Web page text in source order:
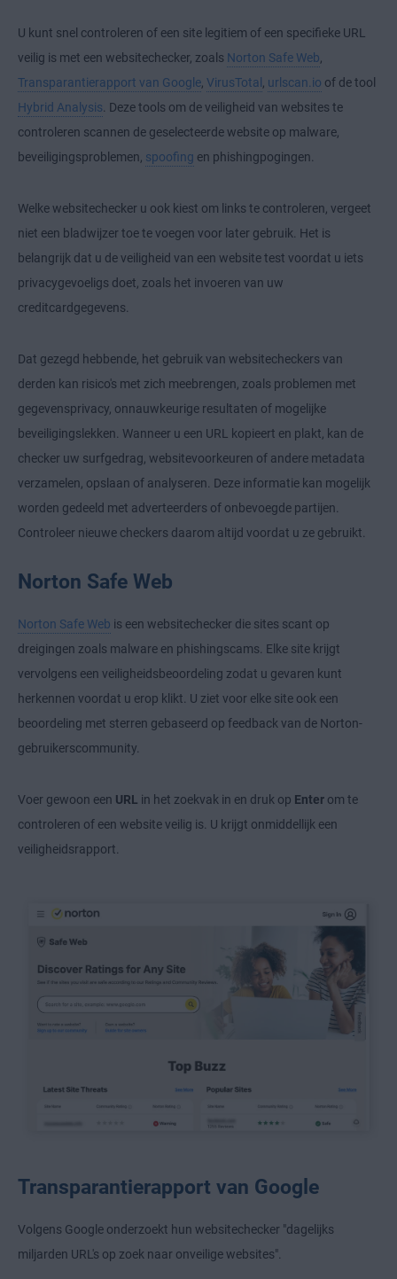
U kunt snel controleren of een site legitiem of een specifieke URL
veilig is met een websitechecker, zoals Norton Safe Web,
Transparantierapport van Google, VirusTotal , urlscan.io of de tool
Hybrid Analysis. Deze tools om de veiligheid van websites te
controleren scannen de geselecteerde website op malware,
beveiligingsproblemen, spoofing en phishingpogingen.
Welke websitechecker u ook kiest om links te controleren, vergeet
niet een bladwijzer toe te voegen voor later gebruik. Het is
belangrijk dat u de veiligheid van een website test voordat u iets
privacygevoeligs doet, zoals het invoeren van uw
creditcardgegevens.
Dat gezegd hebbende, het gebruik van websitecheckers van
derden kan risico's met zich meebrengen, zoals problemen met
gegevensprivacy, onnauwkeurige resultaten of mogelijke
beveiligingslekken. Wanneer u een URL kopieert en plakt, kan de
checker uw surfgedrag, websitevoorkeuren of andere metadata
verzamelen, opslaan of analyseren. Deze informatie kan mogelijk
worden gedeeld met adverteerders of onbevoegde partijen.
Controleer nieuwe checkers daarom altijd voordat u ze gebruikt.
Norton Safe Web
Norton Safe Web is een websitechecker die sites scant op
dreigingen zoals malware en phishingscams. Elke site krijgt
vervolgens een veiligheidsbeoordeling zodat u gevaren kunt
herkennen voordat u erop klikt. U ziet voor elke site ook een
beoordeling met sterren gebaseerd op feedback van de Norton-
gebruikerscommunity.
Voer gewoon een URL in het zoekvak in en druk op Enter om te
controleren of een website veilig is. U krijgt onmiddellijk een
veiligheidsrapport.
Transparantierapport van Google
Volgens Google onderzoekt hun websitechecker "dagelijks
miljarden URL's op zoek naar onveilige websites".